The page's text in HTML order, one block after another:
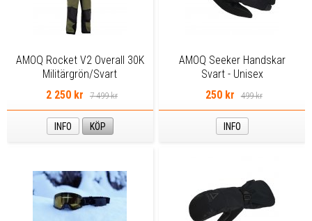
AMOQ Rocket V2 Overall 30K
Militärgrön/Svart
2 250 kr
7 499 kr
INFO KÖP
AMOQ Seeker Handskar
Svart - Unisex
250 kr
499 kr
INFO